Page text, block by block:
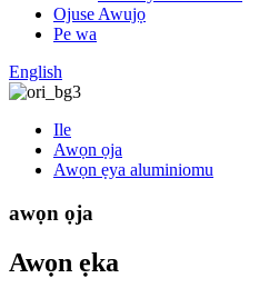
Ojuse Awujọ
Pe wa
English
Ile
Awọn ọja
Awọn ẹya aluminiomu
awọn ọja
Awọn ẹka